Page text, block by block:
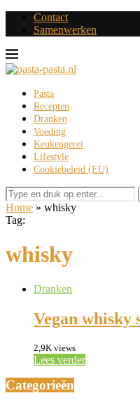
Contact
Samenwerken
Pasta
Recepten
Dranken
Voeding
Keukengerei
Lifestyle
Cookiebeleid (EU)
Home » whisky
Tag:
whisky
Dranken
Vegan whisky
2,9K views
Lees verder
Categorieën